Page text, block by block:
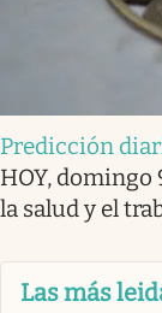
Predicción
HOY, domingo
la salud y el
Las más